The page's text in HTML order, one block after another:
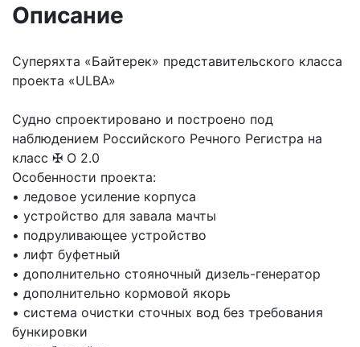
Описание
Суперяхта «Байтерек» представительского класса
проекта «ULBA»
Судно спроектировано и построено под
наблюдением Российского Речного Регистра на
класс ✠ О 2.0
Особенности проекта:
• ледовое усиление корпуса
• устройство для завала мачты
• подруливающее устройство
• лифт буфетный
• дополнительно стояночный дизель-генератор
• дополнительно кормовой якорь
• система очистки сточных вод без требования
бункировки